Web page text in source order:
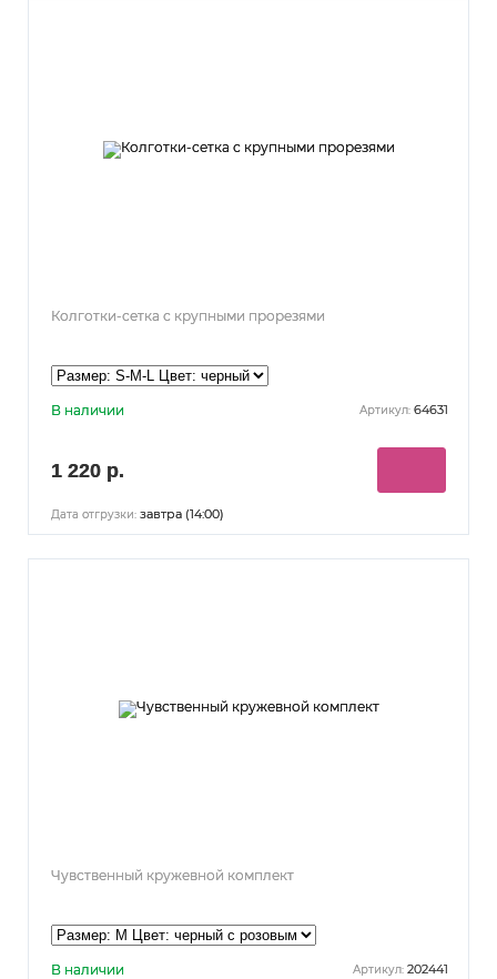
Колготки-сетка с крупными прорезями
В наличии Артикул: 64631
1 220 р.
Дата отгрузки: завтра (14:00)
Чувственный кружевной комплект
В наличии Артикул: 202441